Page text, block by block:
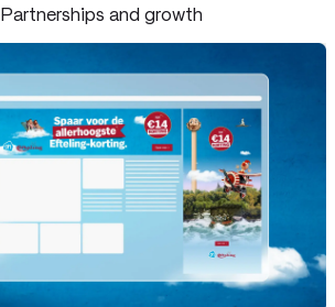
Partnerships and growth